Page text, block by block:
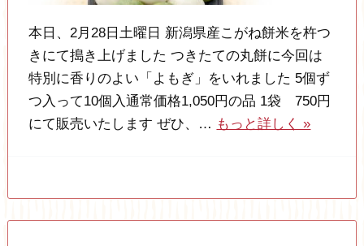
本日、2月28日土曜日 新潟県産こがね餅米を杵つ
きにて搗き上げました つきたての丸餅に今回は
特別に香りのよい「よもぎ」をいれました 5個ず
つ入って10個入通常価格1,050円の品 1袋 750円
にて販売いたします ぜひ、… もっと詳しく »